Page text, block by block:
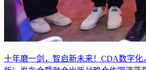
十年磨一剑，智启新未来！CDA数字化